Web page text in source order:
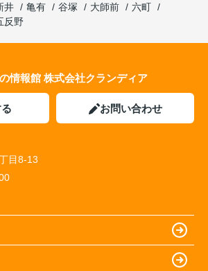
井 亀有 谷塚 大師前
六町
反野
情報館 株式会社クランディア
お問い合わせ
目8-13